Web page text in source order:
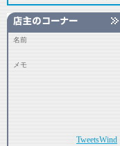
名前
メモ
TweetsWind